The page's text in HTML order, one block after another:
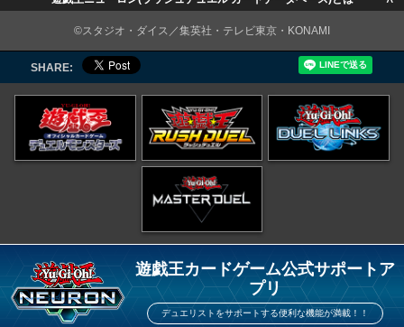
©スタジオ・ダイス／集英社・テレビ東京・KONAMI
SHARE:
遊戯王カードゲーム公式サポートア
プリ
デュエリストをサポートする便利な機能が満載！！